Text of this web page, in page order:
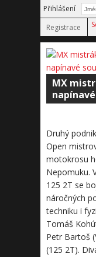
Přihlášení
Registrace
MX
Druhý
Open
motokrosu
Nepomuku.
125 2T se
náročných
techniku i
Tomáš
Petr Bartoš
(125 2T).